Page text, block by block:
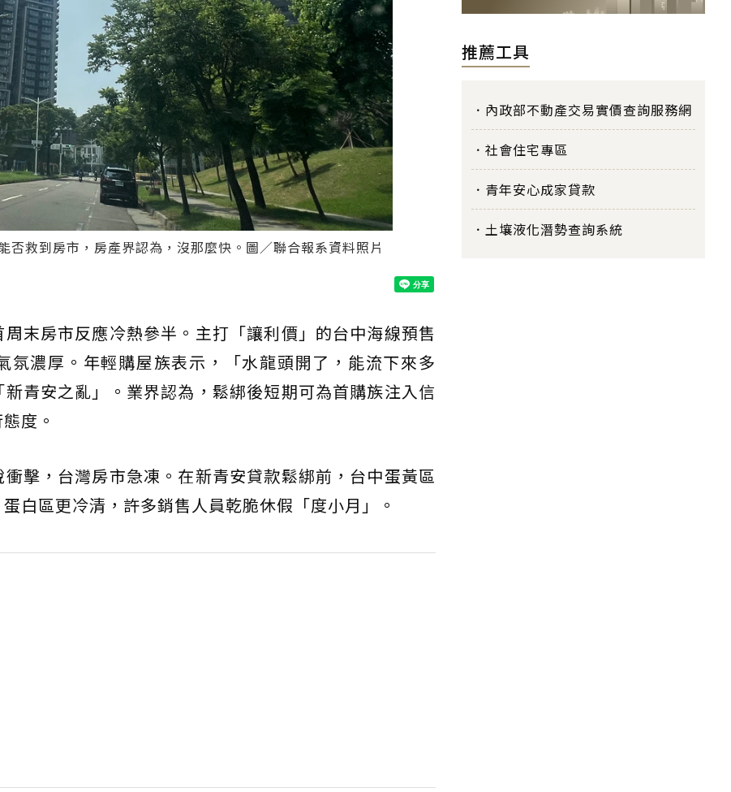
救到房市，房產界認為，沒那麼快。圖／聯合報系資料照片
末房市反應冷熱參半。主打「讓利價」的台中海線預售
氛濃厚。年輕購屋族表示，「水龍頭開了，能流下來多
青安之亂」。業界認為，鬆綁後短期可為首購族注入信
度。
擊，台灣房市急凍。在新青安貸款鬆綁前，台中蛋黃區
白區更冷清，許多銷售人員乾脆休假「度小月」。
推薦工具
內政部不動產交易實價查詢服務網
社會住宅專區
青年安心成家貸款
土壤液化潛勢查詢系統